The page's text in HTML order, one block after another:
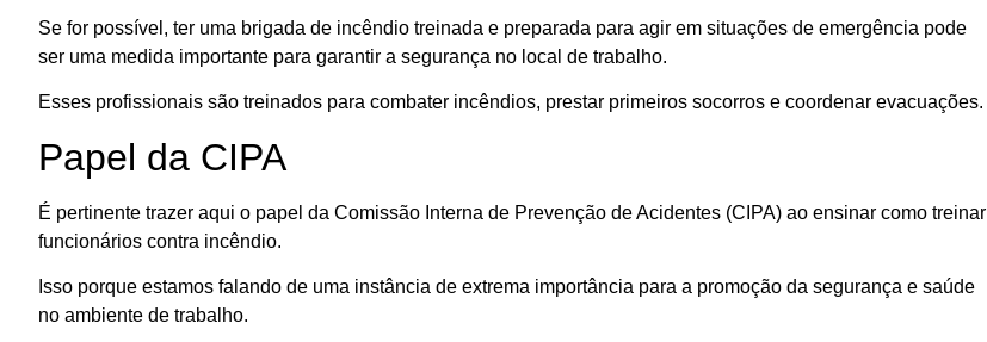
Se for possível, ter uma brigada de incêndio treinada e preparada para agir em situações de emergência pode
ser uma medida importante para garantir a segurança no local de trabalho.
Esses profissionais são treinados para combater incêndios, prestar primeiros socorros e coordenar evacuações.
Papel da CIPA
É pertinente trazer aqui o papel da Comissão Interna de Prevenção de Acidentes (CIPA) ao ensinar como treinar
funcionários contra incêndio.
Isso porque estamos falando de uma instância de extrema importância para a promoção da segurança e saúde
no ambiente de trabalho.